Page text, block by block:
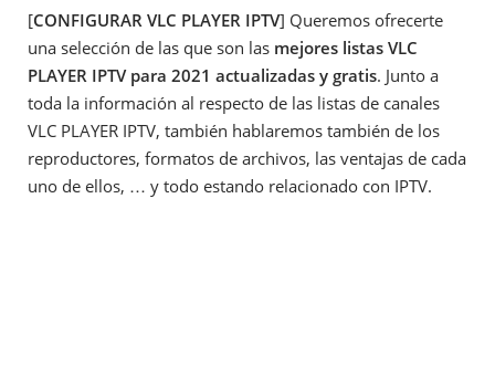
[CONFIGURAR VLC PLAYER IPTV] Queremos ofrecerte
una selección de las que son las mejores listas VLC
PLAYER IPTV para 2021 actualizadas y gratis. Junto a
toda la información al respecto de las listas de canales
VLC PLAYER IPTV, también hablaremos también de los
reproductores, formatos de archivos, las ventajas de cada
uno de ellos, … y todo estando relacionado con IPTV.